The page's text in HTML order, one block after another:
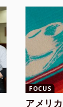
FOCUS
アメリ